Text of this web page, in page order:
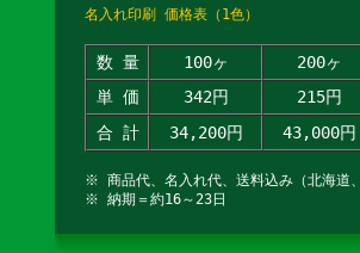
名入れ印刷 価格表（1色）
数 量 100ヶ 200ヶ
単 価
342円 215円
合 計
34,200円 43,000円
※ 商品代、名入れ代、送料込み（北海道
※ 納期＝約16～23日